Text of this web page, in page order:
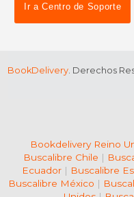
Ir a Centro de Soporte
BookDelivery. Derechos
Bookdelivery Reino
Buscalibre Chile |
Ecuador| Buscalibre
Buscalibre México |